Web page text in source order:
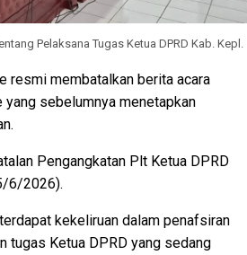
Pelaksana Tugas Ketua DPRD Kab. Kepl.
resmi membatalkan berita acara
yang sebelumnya menetapkan
Pengangkatan Plt Ketua DPRD
6/2026).
kekeliruan dalam penafsiran
tugas Ketua DPRD yang sedang